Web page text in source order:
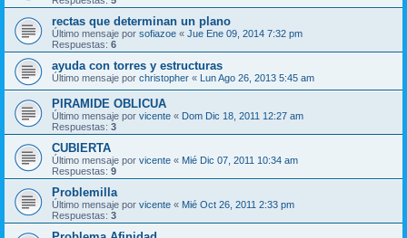
rectas que determinan un plano
Último mensaje por sofiazoe « Jue Ene 09, 2014 7:32 pm
Respuestas: 6
ayuda con torres y estructuras
Último mensaje por christopher « Lun Ago 26, 2013 5:45 am
PIRAMIDE OBLICUA
Último mensaje por vicente « Dom Dic 18, 2011 12:27 am
Respuestas: 3
CUBIERTA
Último mensaje por vicente « Mié Dic 07, 2011 10:34 am
Respuestas: 9
Problemilla
Último mensaje por vicente « Mié Oct 26, 2011 2:33 pm
Respuestas: 3